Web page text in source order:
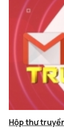
Hộp thư